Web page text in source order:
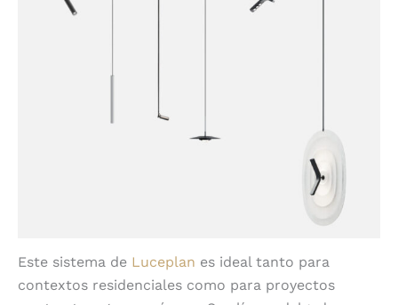
Este sistema de Luceplan es ideal tanto para
contextos residenciales como para proyectos